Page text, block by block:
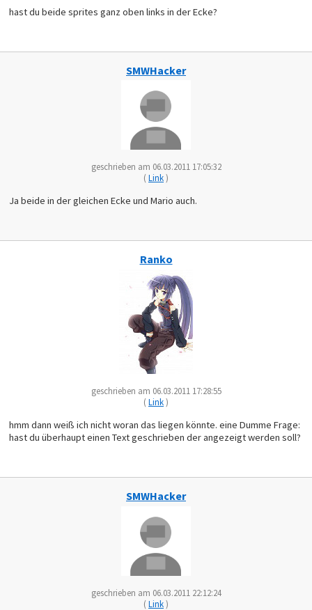
hast du beide sprites ganz oben links in der Ecke?
SMWHacker
geschrieben am 06.03.2011 17:05:32
(Link)
Ja beide in der gleichen Ecke und Mario auch.
Ranko
geschrieben am 06.03.2011 17:28:55
(Link)
hmm dann weiß ich nicht woran das liegen könnte. eine Dumme Frage:
hast du überhaupt einen Text geschrieben der angezeigt werden soll?
SMWHacker
geschrieben am 06.03.2011 22:12:24
(Link)